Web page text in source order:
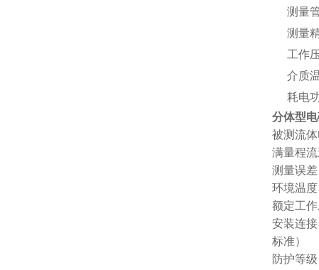
测量
测量
工作
介质
耗电
分体型
被测流
满量程
测量误
环境温
额定工
安装连
标准）
防护等